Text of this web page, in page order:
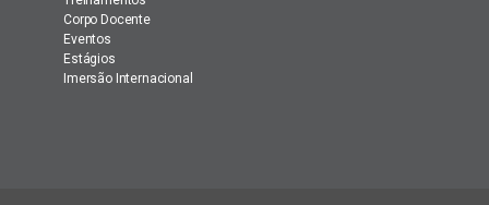
Corpo Docente
Eventos
Estágios
Imersão Internacional